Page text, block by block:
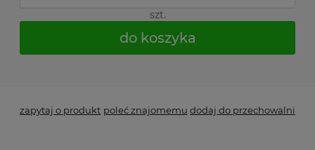
szt.
do koszyka
zapytaj o produkt poleć znajomemu dodaj do przechowalni